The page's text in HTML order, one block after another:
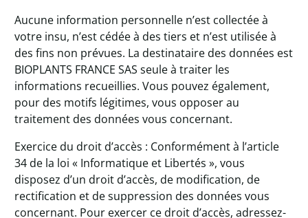
Aucune information personnelle n’est collectée à
votre insu, n’est cédée à des tiers et n’est utilisée à
des fins non prévues. La destinataire des données est
BIOPLANTS FRANCE SAS seule à traiter les
informations recueillies. Vous pouvez également,
pour des motifs légitimes, vous opposer au
traitement des données vous concernant.
Exercice du droit d’accès : Conformément à l’article
34 de la loi « Informatique et Libertés », vous
disposez d’un droit d’accès, de modification, de
rectification et de suppression des données vous
concernant. Pour exercer ce droit d’accès, adressez-